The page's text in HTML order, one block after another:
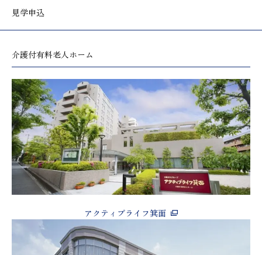
見学申込
介護付有料老人ホーム
アクティブライフ箕面